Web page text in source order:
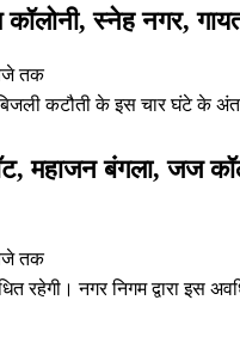
कॉलोनी, स्नेह नगर,
तक
कटौती के इस चार घंटे के
महाजन बंगला, जज
तक
रहेगी। नगर निगम द्वारा इस